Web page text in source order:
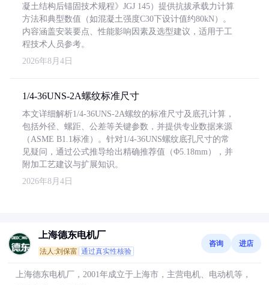
凝土结构后锚固技术规程》JGJ 145）提供抗拔承载力计算
方法和典型数值（如混凝土强度C30下设计值约80kN）。
内容涵盖安装要点、性能影响因素及选型建议，适用于工
程技术人员参考。
2026年8月4日
1/4-36UNS-2A螺纹标准尺寸
本文详细解析1/4-36UNS-2A螺纹的标准尺寸及底孔计算，
包括外径、螺距、公差等关键参数，并提供专业数据来源
（ASME B1.1标准）。针对1/4-36UNS螺纹底孔尺寸的常
见疑问，通过公式推导给出精确推荐值（Φ5.18mm），并
附加工艺建议与扩展知识。
2026年8月4日
上海德东电机厂
法人:刘保富 通过真实性核验
咨询 进店
上海德东电机厂，2001年成立于上海市，主营电机、电动机等，